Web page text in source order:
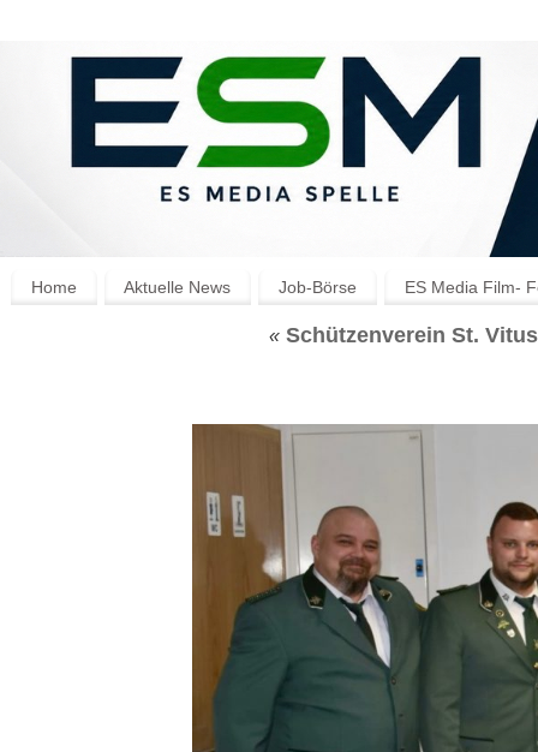
Home Aktuelle News Job-Börse ES Media Film-
« Schützenverein St.